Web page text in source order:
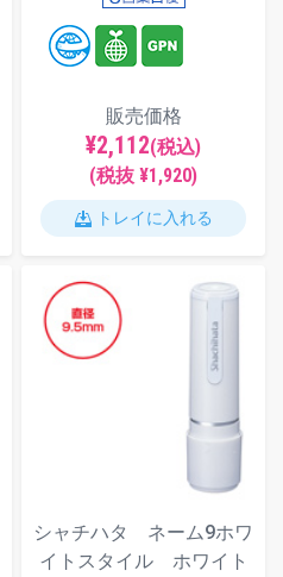
販売価格
¥2,112(税込)
(税抜 ¥1,920)
トレイに入れる
シャチハタ ネーム9ホワ
イトスタイル ホワイト